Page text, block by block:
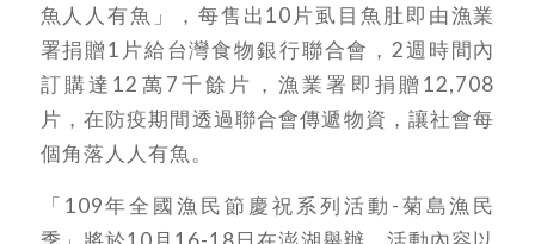
魚人人有魚」，每售出10片虱目魚肚即由漁業
署捐贈1片給台灣食物銀行聯合會，2週時間內
訂購達12萬7千餘片，漁業署即捐贈12,708
片，在防疫期間透過聯合會傳遞物資，讓社會每
個角落人人有魚。
「109年全國漁民節慶祝系列活動-菊島漁民